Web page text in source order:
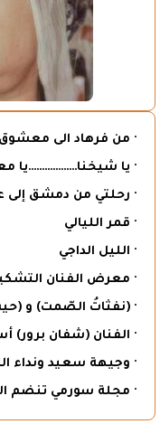
· من فرهاد الى
· يا شيخنا………………يا
· رحلتي من دمشق إلى
· قمر الليالي
· الليل الداجي
· معرض الفنان
· (نفثاتُ الصّمت) و
· الفنان (شفان برور)
· وجيهة سعيد ونداء
· مجلة سورمي تنضم